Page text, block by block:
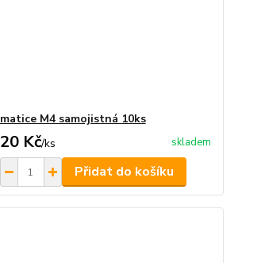
matice M4 samojistná 10ks
20 Kč/ks skladem
Přidat do košíku